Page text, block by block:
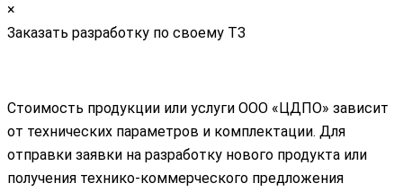
×
Заказать разработку по своему ТЗ
Стоимость продукции или услуги ООО «ЦДПО» зависит
от технических параметров и комплектации. Для
отправки заявки на разработку нового продукта или
получения технико-коммерческого предложения